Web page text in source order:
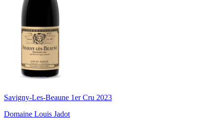
Savigny-Les-Beaune 1er Cru 2023
Domaine Louis Jadot